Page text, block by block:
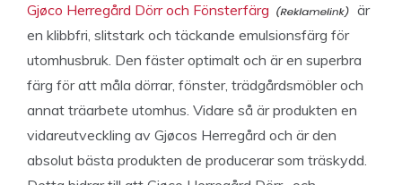
Gjøco Herregård Dörr och Fönsterfärg
är
en klibbfri, slitstark och täckande emulsionsfärg för
utomhusbruk. Den fäster optimalt och är en superbra
färg för att måla dörrar, fönster, trädgårdsmöbler och
annat träarbete utomhus. Vidare så är produkten en
vidareutveckling av Gjøcos Herregård och är den
absolut bästa produkten de producerar som träskydd.